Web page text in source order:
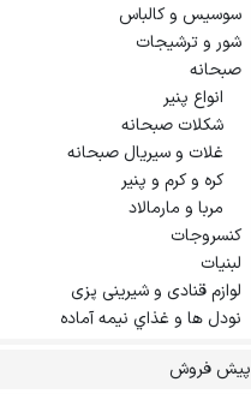
سوسیس و کالباس
شور و ترشیجات
صبحانه
انواع پنیر
شکلات صبحانه
غلات و سیریال صبحانه
کره و کرم و پنیر
مربا و مارمالاد
کنسروجات
لبنیات
لوازم قنادی و شیرینی پزی
نودل ها و غذاي نيمه آماده
پیش فروش